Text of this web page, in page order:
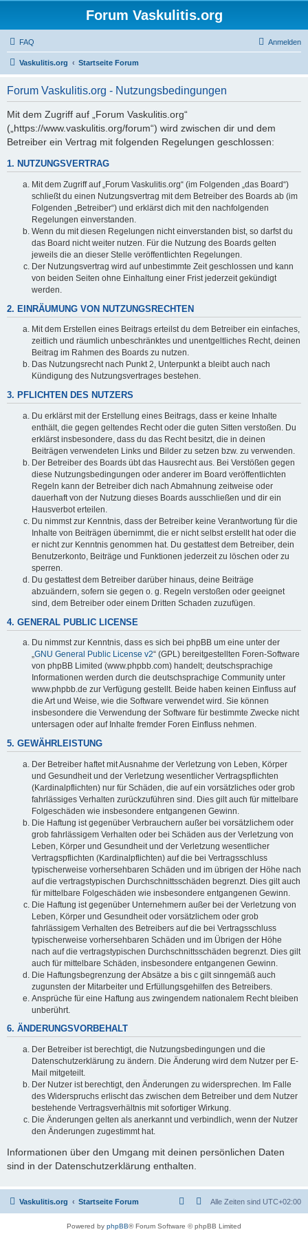
Forum Vaskulitis.org
FAQ Anmelden
Vaskulitis.org Startseite Forum
Forum Vaskulitis.org - Nutzungsbedingungen
Mit dem Zugriff auf „Forum Vaskulitis.org“
(„https://www.vaskulitis.org/forum“) wird zwischen dir und dem
Betreiber ein Vertrag mit folgenden Regelungen geschlossen:
1. NUTZUNGSVERTRAG
Mit dem Zugriff auf „Forum Vaskulitis.org“ (im Folgenden „das Board“)
schließt du einen Nutzungsvertrag mit dem Betreiber des Boards ab (im
Folgenden „Betreiber“) und erklärst dich mit den nachfolgenden
Regelungen einverstanden.
Wenn du mit diesen Regelungen nicht einverstanden bist, so darfst du
das Board nicht weiter nutzen. Für die Nutzung des Boards gelten
jeweils die an dieser Stelle veröffentlichten Regelungen.
Der Nutzungsvertrag wird auf unbestimmte Zeit geschlossen und kann
von beiden Seiten ohne Einhaltung einer Frist jederzeit gekündigt
werden.
2. EINRÄUMUNG VON NUTZUNGSRECHTEN
Mit dem Erstellen eines Beitrags erteilst du dem Betreiber ein einfaches,
zeitlich und räumlich unbeschränktes und unentgeltliches Recht, deinen
Beitrag im Rahmen des Boards zu nutzen.
Das Nutzungsrecht nach Punkt 2, Unterpunkt a bleibt auch nach
Kündigung des Nutzungsvertrages bestehen.
3. PFLICHTEN DES NUTZERS
Du erklärst mit der Erstellung eines Beitrags, dass er keine Inhalte
enthält, die gegen geltendes Recht oder die guten Sitten verstoßen. Du
erklärst insbesondere, dass du das Recht besitzt, die in deinen
Beiträgen verwendeten Links und Bilder zu setzen bzw. zu verwenden.
Der Betreiber des Boards übt das Hausrecht aus. Bei Verstößen gegen
diese Nutzungsbedingungen oder anderer im Board veröffentlichten
Regeln kann der Betreiber dich nach Abmahnung zeitweise oder
dauerhaft von der Nutzung dieses Boards ausschließen und dir ein
Hausverbot erteilen.
Du nimmst zur Kenntnis, dass der Betreiber keine Verantwortung für die
Inhalte von Beiträgen übernimmt, die er nicht selbst erstellt hat oder die
er nicht zur Kenntnis genommen hat. Du gestattest dem Betreiber, dein
Benutzerkonto, Beiträge und Funktionen jederzeit zu löschen oder zu
sperren.
Du gestattest dem Betreiber darüber hinaus, deine Beiträge
abzuändern, sofern sie gegen o. g. Regeln verstoßen oder geeignet
sind, dem Betreiber oder einem Dritten Schaden zuzufügen.
4. GENERAL PUBLIC LICENSE
Du nimmst zur Kenntnis, dass es sich bei phpBB um eine unter der
„GNU General Public License v2“ (GPL) bereitgestellten Foren-Software
von phpBB Limited (www.phpbb.com) handelt; deutschsprachige
Informationen werden durch die deutschsprachige Community unter
www.phpbb.de zur Verfügung gestellt. Beide haben keinen Einfluss auf
die Art und Weise, wie die Software verwendet wird. Sie können
insbesondere die Verwendung der Software für bestimmte Zwecke nicht
untersagen oder auf Inhalte fremder Foren Einfluss nehmen.
5. GEWÄHRLEISTUNG
Der Betreiber haftet mit Ausnahme der Verletzung von Leben, Körper
und Gesundheit und der Verletzung wesentlicher Vertragspflichten
(Kardinalpflichten) nur für Schäden, die auf ein vorsätzliches oder grob
fahrlässiges Verhalten zurückzuführen sind. Dies gilt auch für mittelbare
Folgeschäden wie insbesondere entgangenen Gewinn.
Die Haftung ist gegenüber Verbrauchern außer bei vorsätzlichem oder
grob fahrlässigem Verhalten oder bei Schäden aus der Verletzung von
Leben, Körper und Gesundheit und der Verletzung wesentlicher
Vertragspflichten (Kardinalpflichten) auf die bei Vertragsschluss
typischerweise vorhersehbaren Schäden und im übrigen der Höhe nach
auf die vertragstypischen Durchschnittsschäden begrenzt. Dies gilt auch
für mittelbare Folgeschäden wie insbesondere entgangenen Gewinn.
Die Haftung ist gegenüber Unternehmern außer bei der Verletzung von
Leben, Körper und Gesundheit oder vorsätzlichem oder grob
fahrlässigem Verhalten des Betreibers auf die bei Vertragsschluss
typischerweise vorhersehbaren Schäden und im Übrigen der Höhe
nach auf die vertragstypischen Durchschnittsschäden begrenzt. Dies gilt
auch für mittelbare Schäden, insbesondere entgangenen Gewinn.
Die Haftungsbegrenzung der Absätze a bis c gilt sinngemäß auch
zugunsten der Mitarbeiter und Erfüllungsgehilfen des Betreibers.
Ansprüche für eine Haftung aus zwingendem nationalem Recht bleiben
unberührt.
6. ÄNDERUNGSVORBEHALT
Der Betreiber ist berechtigt, die Nutzungsbedingungen und die
Datenschutzerklärung zu ändern. Die Änderung wird dem Nutzer per E-
Mail mitgeteilt.
Der Nutzer ist berechtigt, den Änderungen zu widersprechen. Im Falle
des Widerspruchs erlischt das zwischen dem Betreiber und dem Nutzer
bestehende Vertragsverhältnis mit sofortiger Wirkung.
Die Änderungen gelten als anerkannt und verbindlich, wenn der Nutzer
den Änderungen zugestimmt hat.
Informationen über den Umgang mit deinen persönlichen Daten
sind in der Datenschutzerklärung enthalten.
Vaskulitis.org Startseite Forum Alle Zeiten sind UTC+02:00
Powered by phpBB® Forum Software © phpBB Limited